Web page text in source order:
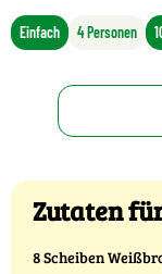
Einfach 4 Personen
Zutaten
8 Scheiben